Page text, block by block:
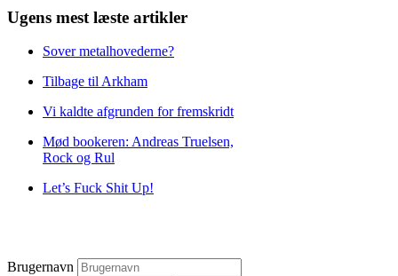
Ugens mest læste artikler
Sover metalhovederne?
Tilbage til Arkham
Vi kaldte afgrunden for fremskridt
Mød bookeren: Andreas Truelsen,
Rock og Rul
Let’s Fuck Shit Up!
Brugernavn